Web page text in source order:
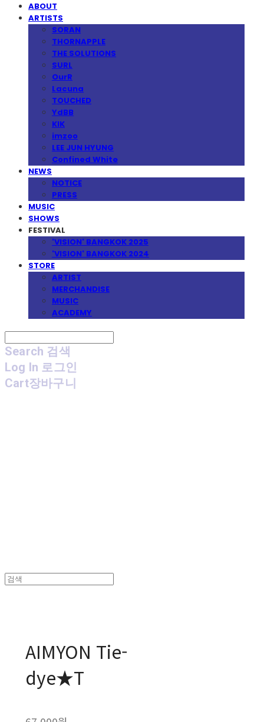
ABOUT
ARTISTS
SORAN
THORNAPPLE
THE SOLUTIONS
SURL
OurR
Lacuna
TOUCHED
YdBB
KIK
imzoo
LEE JUN HYUNG
Confined White
NEWS
NOTICE
PRESS
MUSIC
SHOWS
FESTIVAL
'VISION' BANGKOK 2025
'VISION' BANGKOK 2024
STORE
ARTIST
MERCHANDISE
MUSIC
ACADEMY
Search 검색
Log In 로그인
Cart장바구니
AIMYON Tie-
dye★T